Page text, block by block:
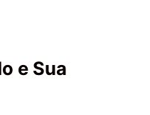
e Sua